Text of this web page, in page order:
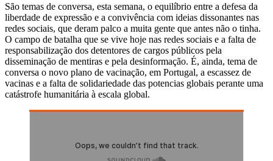
São temas de conversa, esta semana, o equilíbrio entre a defesa da
liberdade de expressão e a convivência com ideias dissonantes nas
redes sociais, que deram palco a muita gente que antes não o tinha.
O campo de batalha que se vive hoje nas redes sociais e a falta de
responsabilização dos detentores de cargos públicos pela
disseminação de mentiras e pela desinformação. É, ainda, tema de
conversa o novo plano de vacinação, em Portugal, a escassez de
vacinas e a falta de solidariedade das potencias globais perante uma
catástrofe humanitária à escala global.